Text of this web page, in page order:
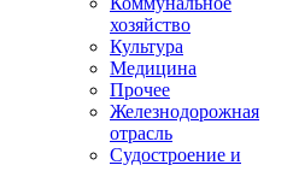
хозяйство
Культура
Медицина
Прочее
Железнодорожная
отрасль
Судостроение и